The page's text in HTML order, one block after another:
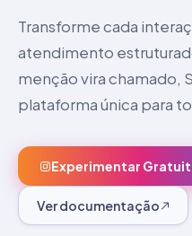
Transforme cada
atendimento
menção vira chamado,
plataforma única para
Experimentar
Ver documentação